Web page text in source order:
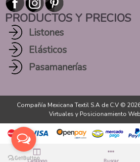
PRODUCTOS Y PRECIOS
Listones
Elásticos
Pasamanerías
Compañía Mexicana Textil S.A de C.V ©
Virtuales y Posicionamiento